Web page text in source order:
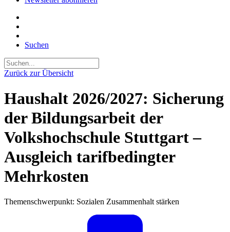
Suchen
Zurück zur Übersicht
Haushalt 2026/2027: Sicherung
der Bildungsarbeit der
Volkshochschule Stuttgart –
Ausgleich tarifbedingter
Mehrkosten
Themenschwerpunkt: Sozialen Zusammenhalt stärken